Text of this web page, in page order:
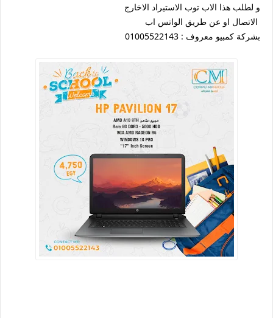
و لطلب هذا الاب توب الاستيراد الاخارج
الاتصال او عن طريق الواتس اب
بشركة كمبيو معروف : 01005522143